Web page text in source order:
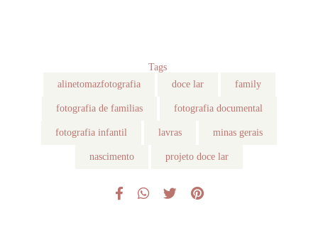
Tags
alinetomazfotografia
doce lar family
fotografia de familias fotografia documental
fotografia infantil lavras minas gerais
nascimento projeto doce lar